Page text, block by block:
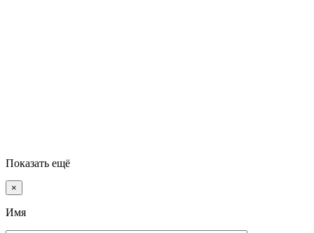
Показать ещё
×
Имя